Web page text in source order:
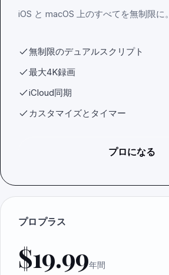
iOS と macOS 上のすべてを無制限に。
無制限のデュアルスクリプト
最大4K録画
iCloud同期
カスタマイズとタイマー
プロになる
プロプラス
$19.99年間